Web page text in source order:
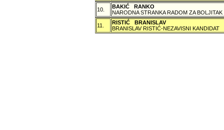
10.
BAKIĆ RANKO
NARODNA STRANKA RADOM ZA BOLJITAK
11.
RISTIĆ BRANISLAV
BRANISLAV RISTIĆ-NEZAVISNI KANDIDAT